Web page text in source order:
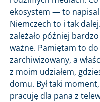
ekosystem — to
Niemczech to i tak
zależało później
ważne. Pamiętam to
zarchiwizowany, a
z moim udziałem,
domu. Był taki
pracuję dla pana z